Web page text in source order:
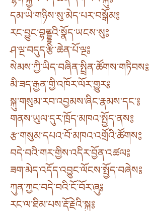
དམ་ཡེ་གཉིས་སུ་མེད་པར་བསྒོམ༔
རང་བྱུང་བྷནྡྷའི་སྣོད་ཡངས་སུ༔
ཤ་ལྔ་བདུད་རྩི་ཆེན་པོ་ལྔ༔
སེམས་ཀྱི་ཡིད་བཞིན་སྤྲིན་ཚོགས་གཏིབས༔
མི་ཟད་རྒྱན་གྱི་འཁོར་ལོར་གྱུར༔
སྐུ་གསུམ་རབ་འབྱམས་ཞིང་རྣམས་དང་༔
གནས་ཡུལ་དུར་ཁྲོད་མཁའ་སྤྱོད་ནས༔
རྩ་གསུམ་དཔའ་བོ་མཁའ་འགྲོའི་ཚོགས༔
བདེ་བའི་གར་གྱིས་འདིར་བྱོན་འཚལ༔
ཟག་མེད་འདོད་འབྱུང་ལོངས་སྤྱོད་བཞེས༔
ཀུན་ཀྱང་བདེ་བའི་ངོ་བོར་ཞུ༔
རང་ལ་ཐིམ་པས་རྡོ་རྗེའི་སྐུ༔